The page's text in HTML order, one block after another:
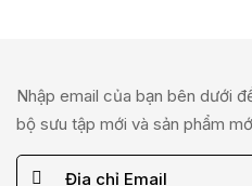
Nhập email của bạn bên dưới
bộ sưu tập mới và sản phẩm